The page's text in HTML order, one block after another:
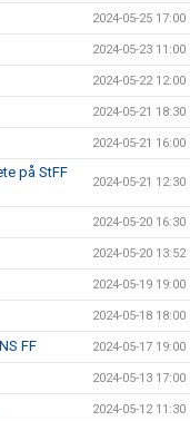
2024-05-25 17:00
2024-05-23 11:00
2024-05-22 12:00
2024-05-21 18:30
2024-05-21 16:00
på StFF
2024-05-21 12:30
2024-05-20 16:30
2024-05-20 13:52
2024-05-19 19:00
2024-05-18 18:00
FF 2024-05-17 19:00
2024-05-13 17:00
2024-05-12 11:30